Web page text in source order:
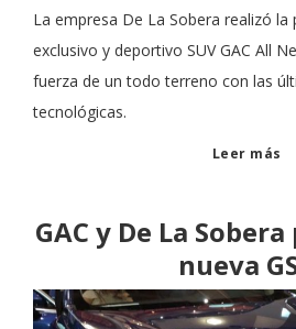
La empresa De La Sobera realizó la
exclusivo y deportivo SUV GAC All
fuerza de un todo terreno con las
tecnológicas.
Leer más
GAC y De La
nueva